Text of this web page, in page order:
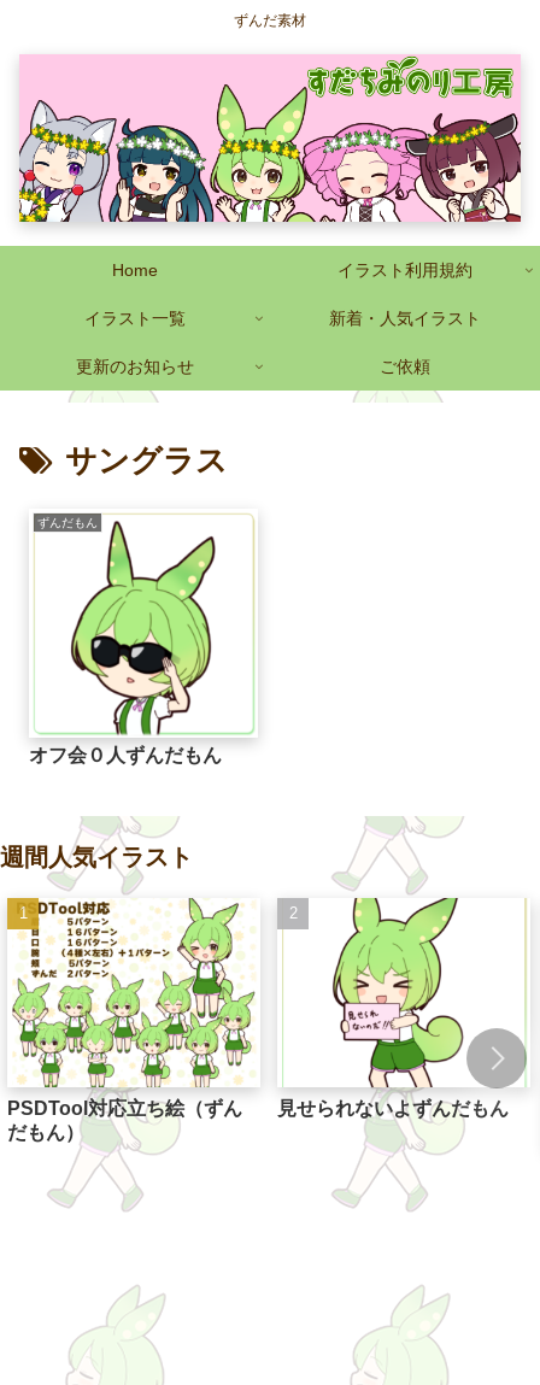
ずんだ素材
Home イラスト利用規約
イラスト一覧 新着・人気イラスト
更新のお知らせ ご依頼
サングラス
ずんだもん
オフ会０人ずんだもん
週間人気イラスト
PSDTool対応立ち絵（ずん
だもん）
見せられないよずんだもん